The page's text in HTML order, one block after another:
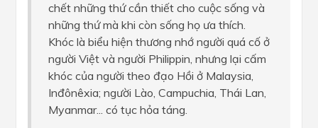
chết những thứ cần thiết cho cuộc sống và
những thứ mà khi còn sống họ ưa thích.
Khóc là biểu hiện thương nhớ người quá cố ở
người Việt và người Philippin, nhưng lại cấm
khóc của người theo đạo Hồi ở Malaysia,
Inđônêxia; người Lào, Campuchia, Thái Lan,
Myanmar... có tục hỏa táng.